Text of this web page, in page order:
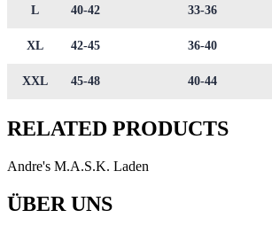
L 40-42 33-36
XL 42-45 36-40
XXL 45-48 40-44
RELATED PRODUCTS
Andre's M.A.S.K. Laden
ÜBER UNS